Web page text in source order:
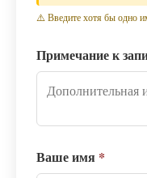
⚠️ Введите хотя бы одно
Примечание к
Ваше имя *